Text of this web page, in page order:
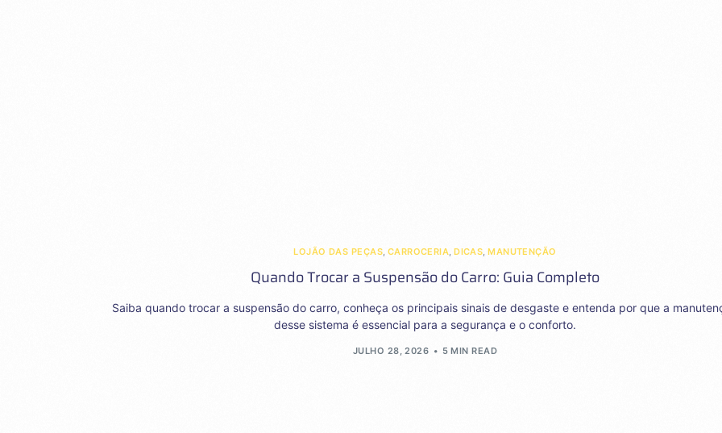
LOJÃO DAS PEÇAS, CARROCERIA,DICAS,MANUTENÇÃO
Quando Trocar a Suspensão do Carro: Guia Completo
Saiba quando trocar a suspensão do carro, conheça os principais sinais de desgaste e entenda por que a
desse sistema é essencial para a segurança e o conforto.
JULHO 28, 2026 5 MIN READ